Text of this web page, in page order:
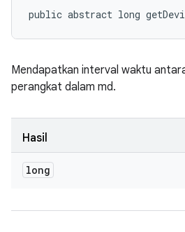
public abstract long
Mendapatkan interval waktu
perangkat dalam md.
Hasil
long